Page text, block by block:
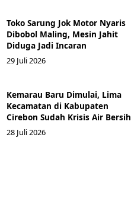
Toko Sarung Jok Motor Nyaris
Dibobol Maling, Mesin Jahit
Diduga Jadi Incaran
29 Juli 2026
Kemarau Baru Dimulai, Lima
Kecamatan di Kabupaten
Cirebon Sudah Krisis Air Bersih
28 Juli 2026